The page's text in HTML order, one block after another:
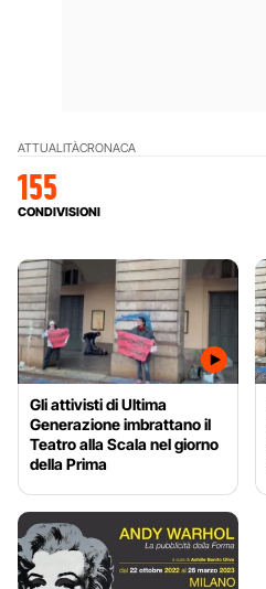
ATTUALITÀCRONACA
155
CONDIVISIONI
Gli attivisti di Ultima
Generazione imbrattano il
Teatro alla Scala nel giorno
della Prima